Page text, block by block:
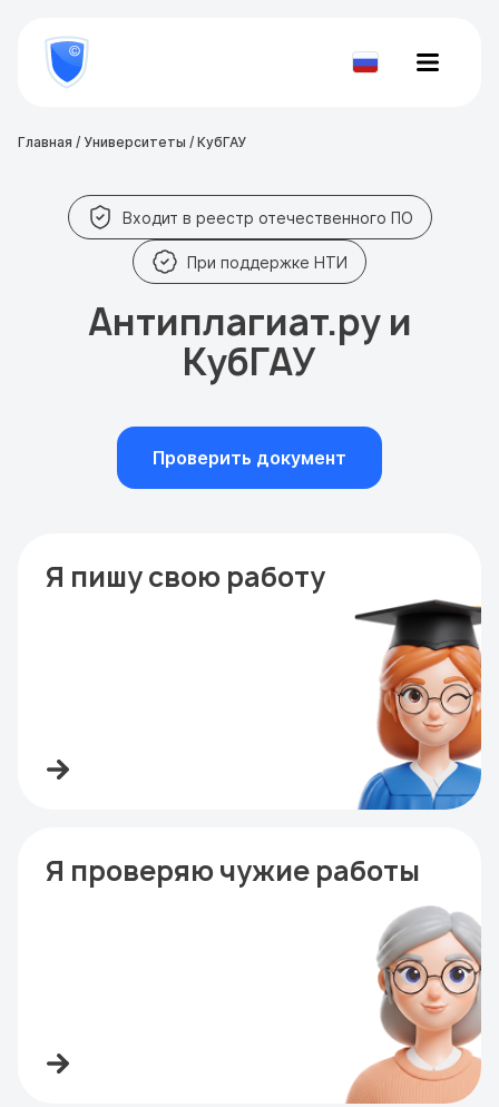
800
777-
81-Проверить
Главная / Университеты / КубГАУ
Входит в реестр отечественного ПО
При поддержке НТИ
Антиплагиат.ру и
КубГАУ
Проверить документ
Я пишу свою работу
Я проверяю чужие работы